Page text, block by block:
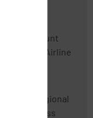
Mount
Cook Airline
Regional
Express